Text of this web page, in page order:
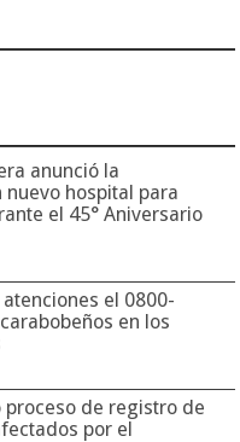
anunció la
hospital para
el 45° Aniversario
el 0800-
en los
proceso de registro de
por el